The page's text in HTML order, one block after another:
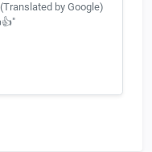
by Google)